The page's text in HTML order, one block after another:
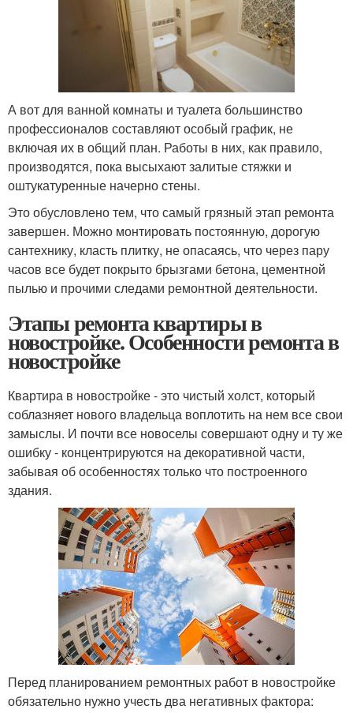
А вот для ванной комнаты и туалета большинство
профессионалов составляют особый график, не
включая их в общий план. Работы в них, как правило,
производятся, пока высыхают залитые стяжки и
оштукатуренные начерно стены.
Это обусловлено тем, что самый грязный этап ремонта
завершен. Можно монтировать постоянную, дорогую
сантехнику, класть плитку, не опасаясь, что через пару
часов все будет покрыто брызгами бетона, цементной
пылью и прочими следами ремонтной деятельности.
Этапы ремонта квартиры в
новостройке. Особенности ремонта в
новостройке
Квартира в новостройке - это чистый холст, который
соблазняет нового владельца воплотить на нем все свои
замыслы. И почти все новоселы совершают одну и ту же
ошибку - концентрируются на декоративной части,
забывая об особенностях только что построенного
здания.
Перед планированием ремонтных работ в новостройке
обязательно нужно учесть два негативных фактора: